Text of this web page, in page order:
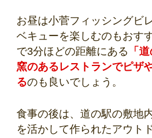
お昼は小菅フィッシングビ
ベキューを楽しむのもおす
で3分ほどの距離にある 「
窯のあるレストランでピザ
るのも良いでしょう。
食事の後は、道の駅の敷地
を活かして作られたアウト